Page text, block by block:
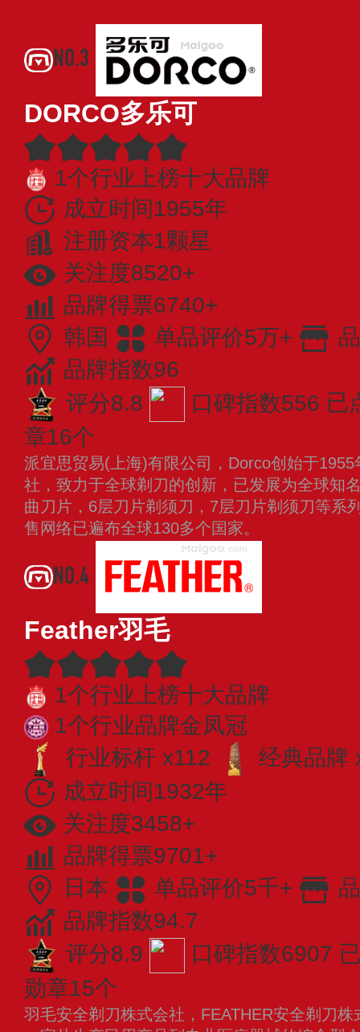
NO.3
DORCO多乐可
1个行业上榜十大品牌
成立时间1955年
注册资本1颗星
关注度8520+
品牌得票6740+
韩国
单品评价5万+
品牌指数96
评分8.8
口碑指数556 已
章16个
派宜思贸易(上海)有限公司，Dorco创始于
社，致力于全球剃刀的创新，已发展为全球知
曲刀片，6层刀片剃须刀，7层刀片剃须刀等系
售网络已遍布全球130多个国家。
NO.4
Feather羽毛
1个行业上榜十大品牌
1个行业品牌金凤冠
行业标杆 x112
经典品牌
成立时间1932年
关注度3458+
品牌得票9701+
日本
单品评价5千+
品牌指数94.7
评分8.9
口碑指数6907
勋章15个
羽毛安全剃刀株式会社，FEATHER安全剃刀